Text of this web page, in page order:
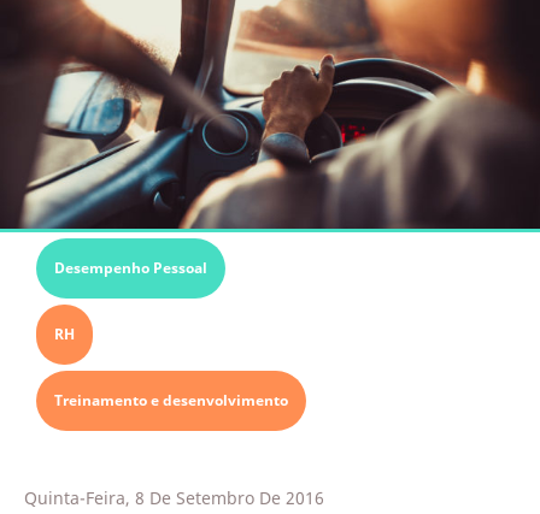
Desempenho Pessoal
RH
Treinamento e desenvolvimento
Quinta-Feira, 8 De Setembro De 2016